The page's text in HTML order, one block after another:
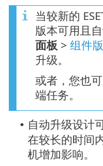
当较新的
版本可用且
面板 > 组件
升级。
或者，您也
端任务。
• 自动升级设计
在较长的时间
机增加影响。